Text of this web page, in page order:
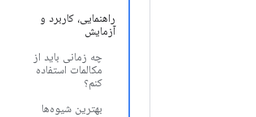
راهنمایی، کاربرد و
آزمایش
چه زمانی باید از
مکالمات استفاده
کنم؟
بهترین شیوه‌ها